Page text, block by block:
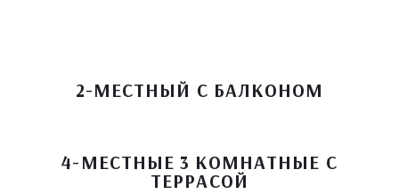
2-МЕСТНЫЙ С БАЛКОНОМ
4-МЕСТНЫЕ 3 КОМНАТНЫЕ С
ТЕРРАСОЙ